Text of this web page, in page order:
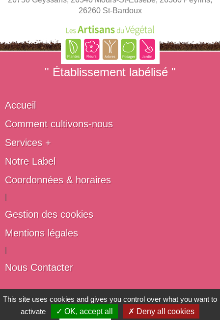
26260 St-Bardoux
" Établissement labélisé "
Accueil
Comment cultivons-nous
Services +
Notre Label
Coordonnées & horaires
Gestion des cookies
Mentions légales
Nous Contacter
Les artisans du végétal
Horticulteurs et pépinièristes de France
This site uses cookies and gives you control over what you want to
activate
✓ OK, accept all ✗ Deny all cookies